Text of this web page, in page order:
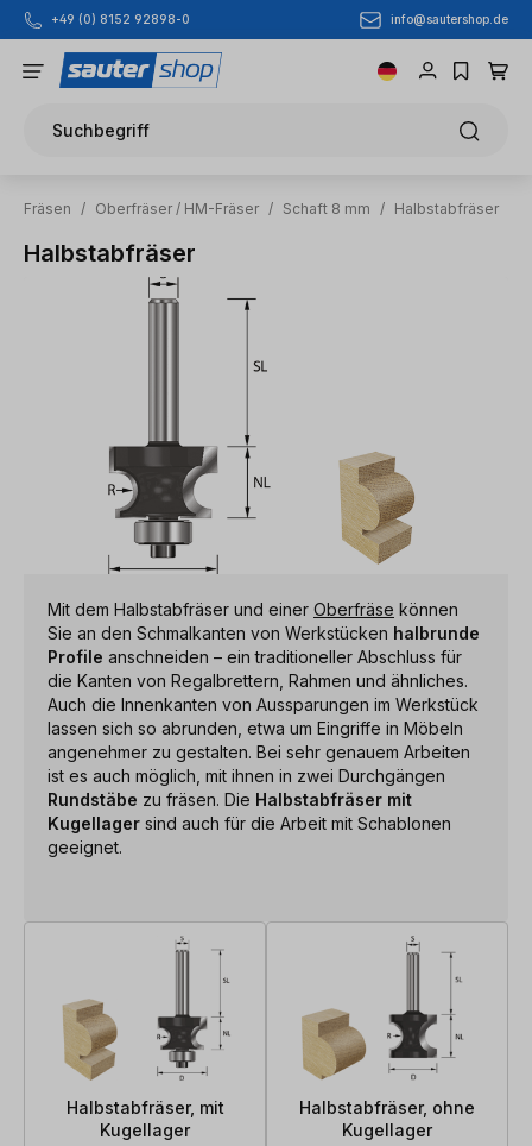
Zum Hauptinhalt springen
+49 (0) 8152 92898-0 info@sautershop.de
Suchbegriff
Fräsen / Oberfräser / HM-Fräser / Schaft 8 mm / Halbstabfräser
Halbstabfräser
Mit dem Halbstabfräser und einer Oberfräse können
Sie an den Schmalkanten von Werkstücken halbrunde
Profile anschneiden – ein traditioneller Abschluss für
die Kanten von Regalbrettern, Rahmen und ähnliches.
Auch die Innenkanten von Aussparungen im Werkstück
lassen sich so abrunden, etwa um Eingriffe in Möbeln
angenehmer zu gestalten. Bei sehr genauem Arbeiten
ist es auch möglich, mit ihnen in zwei Durchgängen
Rundstäbe zu fräsen. Die Halbstabfräser mit
Kugellager sind auch für die Arbeit mit Schablonen
geeignet.
Halbstabfräser, mit
Kugellager
Halbstabfräser, ohne
Kugellager